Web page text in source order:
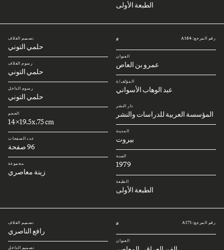
الطبعة الأولى
رقم المرجع: A164 #
العنوان
عمرو بن العاص
المؤلف/ة
عبد الوهاب الأسواني
دار النشر
المؤسسة العربية للدراسات والنشر
المدينة
بيروت
السنة
1979
الطبعة
الطبعة الأولى
تصميم الغلاف
حلمي التوني
رسوم الغلاف
حلمي التوني
رسوم الداخل
حلمي التوني
الحجم
14x19.5x.75 cm
عدد الصفحات
96 صفحة
مجموعة
زينة معاصري
رقم المرجع: A171 #
العنوان
تصميم الغلاف
رافع الناصري
تصميم الداخل